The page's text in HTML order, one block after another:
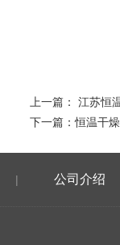
上一篇： 江苏恒
下一篇：恒温干
| 公司介绍